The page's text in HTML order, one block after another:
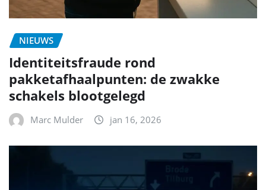
NIEUWS
Identiteitsfraude rond
pakketafhaalpunten: de zwakke
schakels blootgelegd
Marc Mulder jan 16, 2026